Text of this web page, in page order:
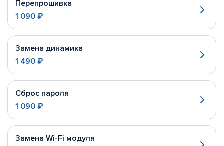
Перепрошивка
1 090 ₽
Замена динамика
1 490 ₽
Сброс пароля
1 090 ₽
Замена Wi-Fi модуля